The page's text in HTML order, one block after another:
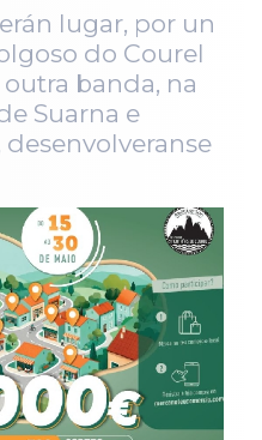
lugar, por un
do Courel
outra banda, na
Suarna e